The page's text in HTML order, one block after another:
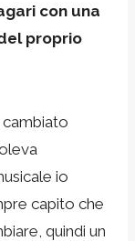
con una
proprio
io
capito che
quindi un